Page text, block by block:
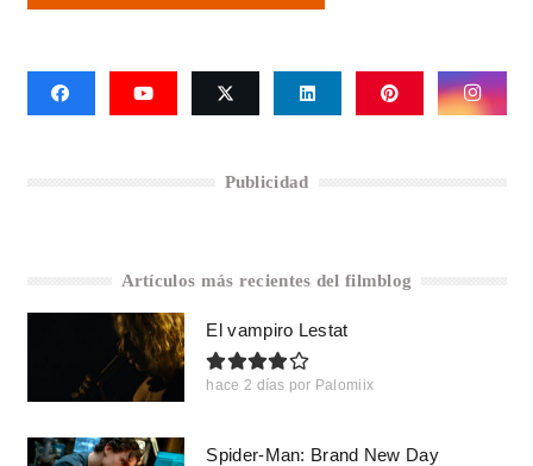
Publicidad
Artículos más recientes del filmblog
El vampiro Lestat
hace 2 días por Palomiix
Spider-Man: Brand New Day